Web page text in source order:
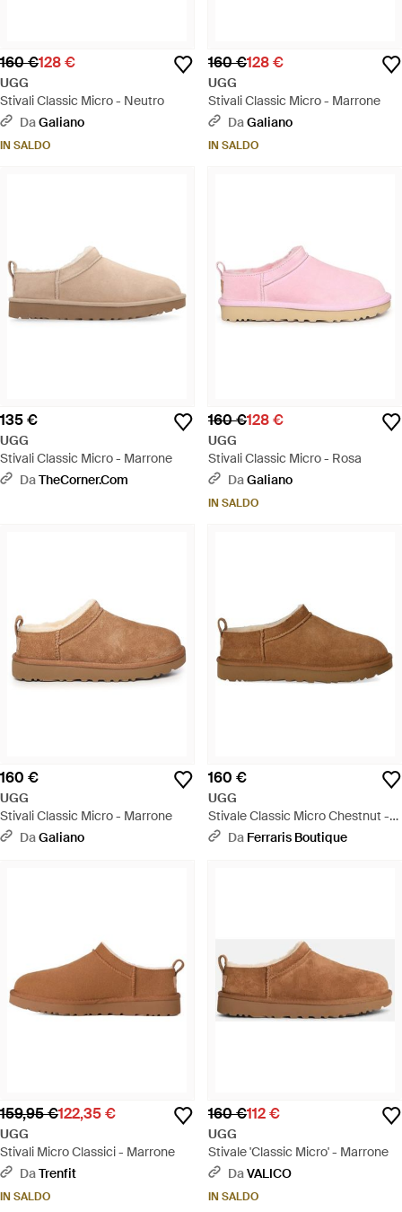
160 €128 €
UGG
Stivali Classic Micro - Neutro
DaGaliano
IN SALDO
160 €128 €
UGG
Stivali Classic Micro - Marrone
DaGaliano
IN SALDO
135 €
UGG
Stivali Classic Micro - Marrone
DaTheCorner.com
160 €128 €
UGG
Stivali Classic Micro - Rosa
DaGaliano
IN SALDO
160 €
UGG
Stivali Classic Micro - Marrone
DaGaliano
160 €
UGG
Stivale Classic Micro Chestnut -
Marrone
Da Ferraris Boutique
159,95 €122,35 €
UGG
Stivali Micro Classici - Marrone
DaTrenfit
IN SALDO
160 €112 €
UGG
Stivale 'Classic Micro' - Marrone
DaVALICO
IN SALDO